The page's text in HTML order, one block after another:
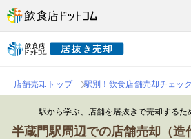
店舗売却トップ 駅別！飲食店舗売却チェッ
駅から学ぶ、店舗を居抜きで売却するた
半蔵門駅周辺での店舗売却（造